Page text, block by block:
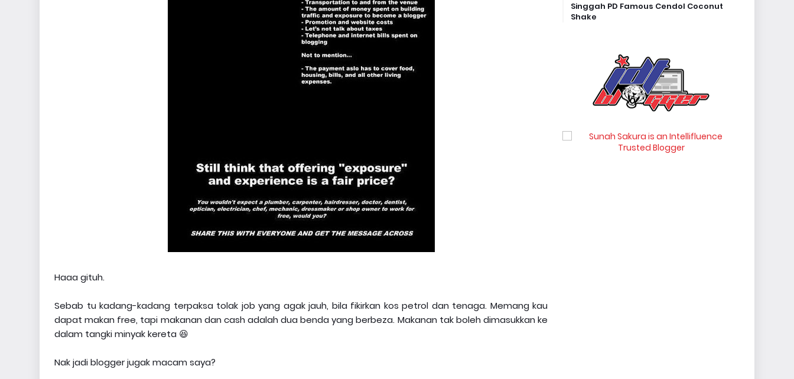
Haaa gituh.
Sebab tu kadang-kadang terpaksa tolak job yang agak jauh, bila fikirkan kos petrol dan tenaga. Memang kau
dapat makan free, tapi makanan dan cash adalah dua benda yang berbeza. Makanan tak boleh dimasukkan ke
dalam tangki minyak kereta 😆
Nak jadi blogger jugak macam saya?
Singgah PD Famous Cendol Coconut
Shake